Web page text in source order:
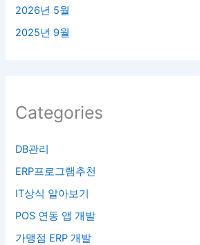
2026년 5월
2025년 9월
Categories
DB관리
ERP프로그램추천
IT상식 알아보기
POS 연동 앱 개발
가맹점 ERP 개발